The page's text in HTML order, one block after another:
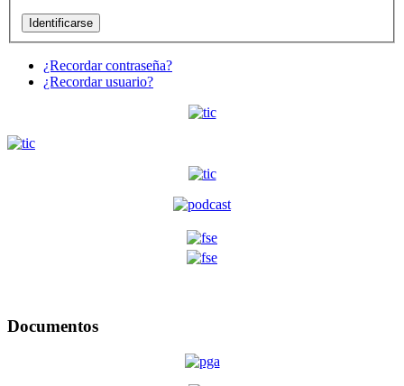
¿Recordar contraseña?
¿Recordar usuario?
Documentos